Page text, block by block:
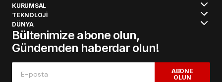
KURUMSAL
TEKNOLOJİ
DÜNYA
Bültenimize abone olun,
Gündemden haberdar olun!
ABONE
OLUN